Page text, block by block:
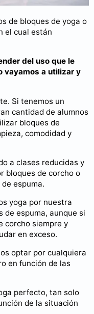
de bloques de yoga o
el cual están
del uso que le
vayamos a utilizar y
Si tenemos un
cantidad de alumnos
bloques de
comodidad y
a clases reducidas y
bloques de corcho o
espuma.
yoga por nuestra
de espuma, aunque si
corcho siempre y
en exceso.
optar por cualquiera
en función de las
perfecto, tan solo
de la situación